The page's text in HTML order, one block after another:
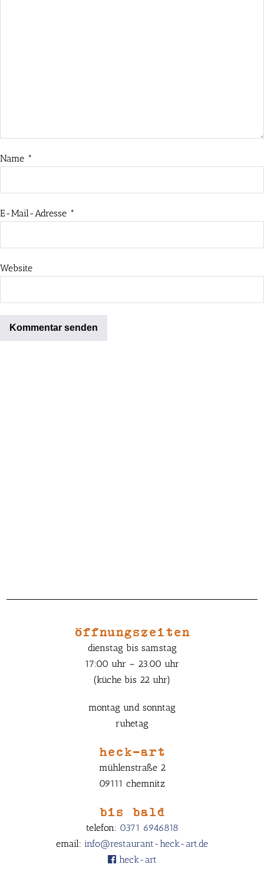
Name *
E-Mail-Adresse *
Website
öffnungszeiten
dienstag bis samstag
17:00 uhr – 23.00 uhr
(küche bis 22 uhr)
montag und sonntag
ruhetag
heck-art
mühlenstraße 2
09111 chemnitz
bis bald
telefon: 0371 6946818
email: info@restaurant-heck-art.de
heck-art